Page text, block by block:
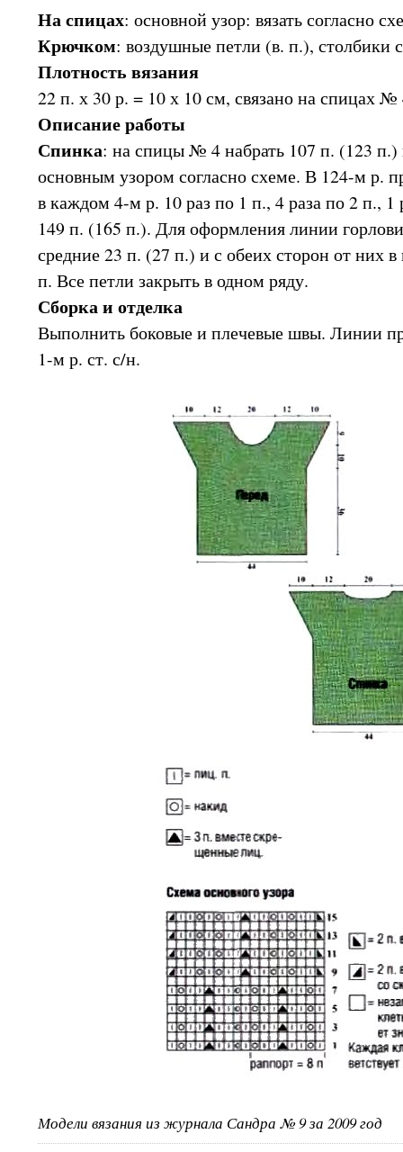
На спицах: основной узор: вязать согласно
Крючком: воздушные петли (в. п.), столбики
Плотность вязания
22 п. х 30 р. = 10 х 10 см, связано на спицах
Описание работы
Спинка: на спицы № 4 набрать 107 п. (123 п.)
основным узором согласно схеме. В 124-м р.
в каждом 4-м р. 10 раз по 1 п., 4 раза по 2 п.,
149 п. (165 п.). Для оформления линии
средние 23 п. (27 п.) и с обеих сторон от них
п. Все петли закрыть в одном ряду.
Сборка и отделка
Выполнить боковые и плечевые швы. Линии
1-м р. ст. с/н.
Модели вязания из журнала Сандра № 9 за 2009 год